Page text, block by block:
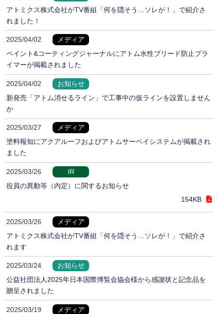
アトミクス株式会社がTV番組「何を隠そう…ソレが！」で紹介さ
れました！
2025/04/02
メディア
ペイント&コーティングジャーナルにアトム水性ブリード防止プラ
イマーが掲載されました
2025/04/02
お知らせ
新発売「アトム消せるライン」で工事中の仮ラインを設置しません
か
2025/03/27
メディア
塗料報知にアクアルーフおよびアトムサーベイシステムが掲載され
ました
2025/03/26
IR
役員の異動等（内定）に関するお知らせ
154KB
2025/03/26
メディア
アトミクス株式会社がTV番組「何を隠そう…ソレが！」で紹介さ
れます
2025/03/24
お知らせ
公益社団法人2025年日本国際博覧会協会様から感謝状と記念品を
贈呈されました
2025/03/19
メディア